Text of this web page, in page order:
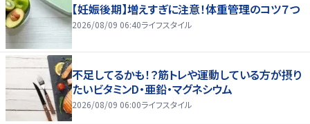
【妊娠後期】増えすぎに注意！体重管理のコツ７つ
2026/08/09 06:40ライフスタイル
不足してるかも！？筋トレや運動している方が摂り
たいビタミンD・亜鉛・マグネシウム
2026/08/09 06:00ライフスタイル